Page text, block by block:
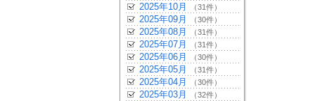
2025年10月 （31件）
2025年09月 （30件）
2025年08月 （31件）
2025年07月 （31件）
2025年06月 （30件）
2025年05月 （31件）
2025年04月 （30件）
2025年03月 （32件）